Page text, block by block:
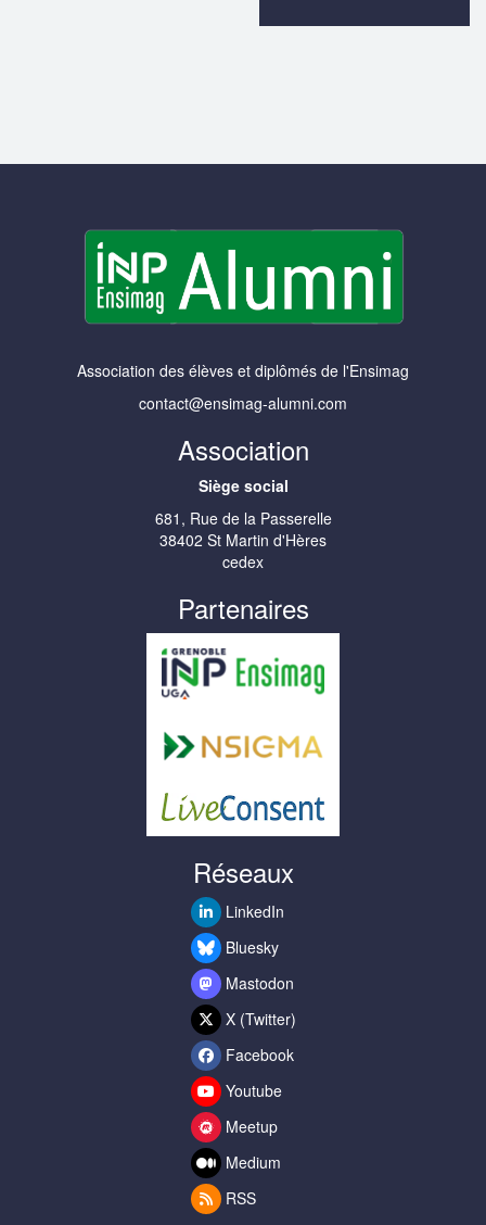
Association des élèves et diplômés de l'Ensimag
contact@ensimag-alumni.com
Association
Siège social
681, Rue de la Passerelle
38402 St Martin d'Hères
cedex
Partenaires
Réseaux
LinkedIn
Bluesky
Mastodon
X (Twitter)
Facebook
Youtube
Meetup
Medium
RSS